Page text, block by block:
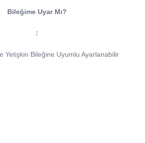
Bileğime Uyar Mı?
:
Yetişkin Bileğine Uyumlu Ayarlanabilir